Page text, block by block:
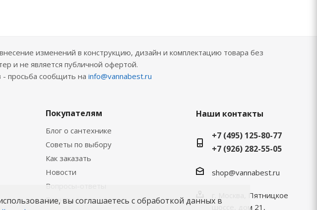
изменений в конструкцию, дизайн и комплектацию товара без
и не является публичной офертой.
- просьба сообщить на info@vannabest.ru
Покупателям
Блог о сантехнике
Советы по выбору
Как заказать
Новости
Вопросы-ответы
Бренды
Наши контакты
+7 (495) 125-80-77
+7 (926) 282-55-05
shop@vannabest.ru
г. Москва, Пятницкое
шоссе, дом 21,
вы соглашаетесь с обработкой данных в